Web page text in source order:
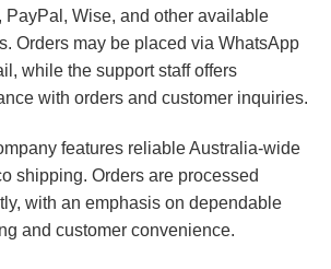
PayPal, Wise, and other available
Orders may be placed via WhatsApp
while the support staff offers
with orders and customer inquiries.
features reliable Australia-wide
shipping. Orders are processed
with an emphasis on dependable
and customer convenience.